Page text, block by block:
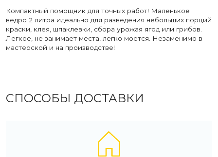
Компактный помощник для точных работ! Маленькое
ведро 2 литра идеально для разведения небольших порций
краски, клея, шпаклевки, сбора урожая ягод или грибов.
Легкое, не занимает места, легко моется. Незаменимо в
мастерской и на производстве!
СПОСОБЫ ДОСТАВКИ